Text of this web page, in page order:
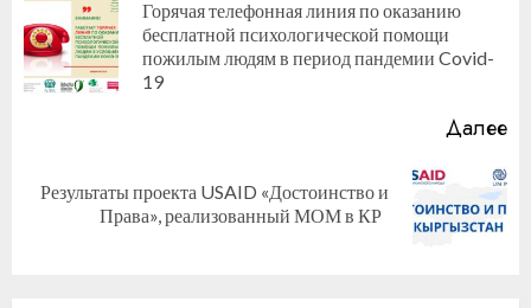
чтение
Горячая телефонная линия по оказанию
бесплатной психологической помощи
пожилым людям в период пандемии Covid-
19
Далее
Следующая
запись:
Результаты проекта USAID «Достоинство и
Права», реализованный МОМ в КР